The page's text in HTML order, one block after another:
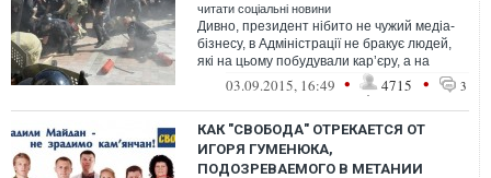
читати соціальні новини
Дивно, президент нібито не чужий медіа-
бізнесу, в Адміністрації не бракує людей,
які на цьому побудували кар’єру, а на
виході маємо своєрідний аутизм ...
03.09.2015, 16:49 • 4715 • 3
КАК "СВОБОДА" ОТРЕКАЕТСЯ ОТ
ИГОРЯ ГУМЕНЮКА,
ПОДОЗРЕВАЕМОГО В МЕТАНИИ